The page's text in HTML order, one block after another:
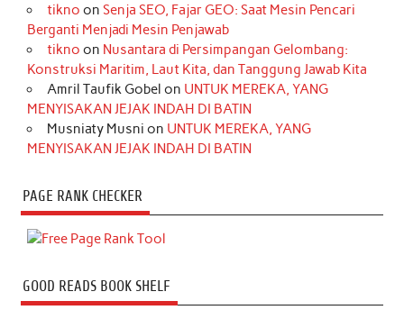
tikno on Senja SEO, Fajar GEO: Saat Mesin Pencari
Berganti Menjadi Mesin Penjawab
tikno on Nusantara di Persimpangan Gelombang:
Konstruksi Maritim, Laut Kita, dan Tanggung Jawab Kita
Amril Taufik Gobel on UNTUK MEREKA, YANG
MENYISAKAN JEJAK INDAH DI BATIN
Musniaty Musni on UNTUK MEREKA, YANG
MENYISAKAN JEJAK INDAH DI BATIN
PAGE RANK CHECKER
GOOD READS BOOK SHELF